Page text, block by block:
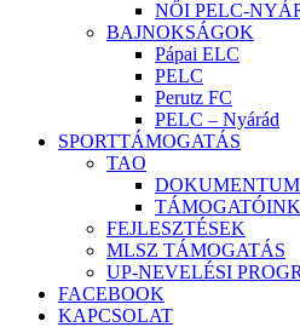
NŐI PELC-
BAJNOKSÁGOK
Pápai ELC
PELC
Perutz FC
PELC – Nyárád
SPORTTÁMOGATÁS
TAO
TÁMOGATÓINK
FEJLESZTÉSEK
MLSZ TÁMOGATÁS
UP-NEVELÉSI
FACEBOOK
KAPCSOLAT